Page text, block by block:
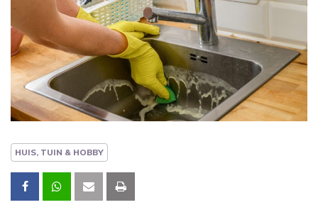
HUIS, TUIN & HOBBY